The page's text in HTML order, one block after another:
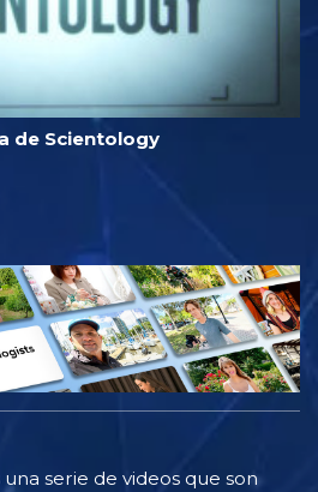
de Scientology
una serie de videos que son